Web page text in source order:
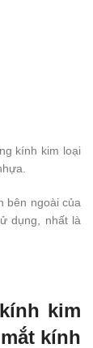
kính kim loại
bên ngoài của
dụng, nhất là
kim
kính